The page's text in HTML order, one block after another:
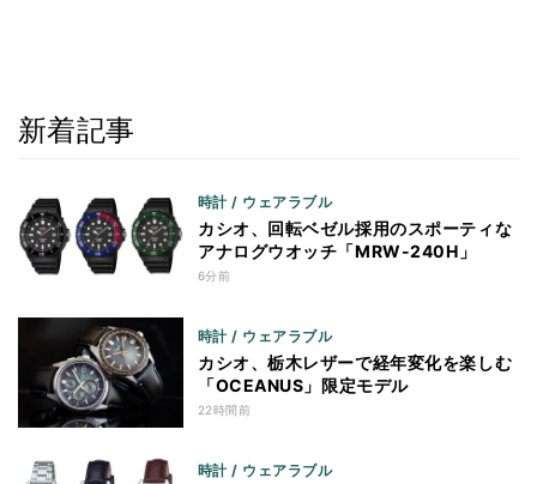
新着記事
時計 / ウェアラブル
カシオ、回転ベゼル採用のスポーティな
アナログウオッチ「MRW-240H」
6分前
時計 / ウェアラブル
カシオ、栃木レザーで経年変化を楽しむ
「OCEANUS」限定モデル
22時間前
時計 / ウェアラブル